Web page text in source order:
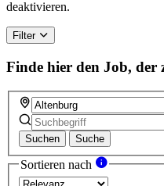
deaktivieren.
Filter
Finde hier den Job, der
Suchen Suche
Sortieren nach